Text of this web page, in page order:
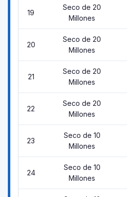
19
Seco de 20
Millones
20
Seco de 20
Millones
21
Seco de 20
Millones
22
Seco de 20
Millones
23
Seco de 10
Millones
24
Seco de 10
Millones